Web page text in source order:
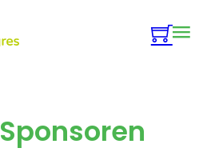
Sponsoren